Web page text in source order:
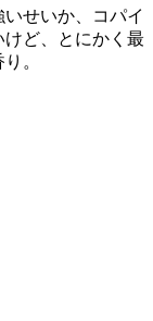
せいか、コパイ
ど、とにかく最
。